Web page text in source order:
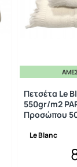
Le Blanc
Πετσέτα Le
550gr/m2
Προσώπου